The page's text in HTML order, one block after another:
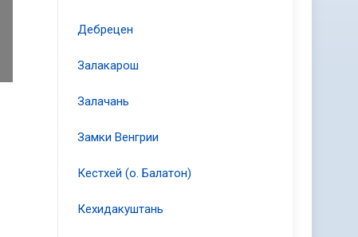
Дебрецен
Залакарош
Залачань
Замки Венгрии
Кестхей (о. Балатон)
Кехидакуштань